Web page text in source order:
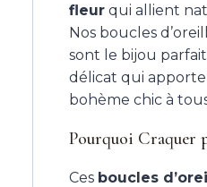
fleur qui allient
Nos boucles
sont le bijou
délicat qui
bohème chic à
Pourquoi Craquer
Ces boucles